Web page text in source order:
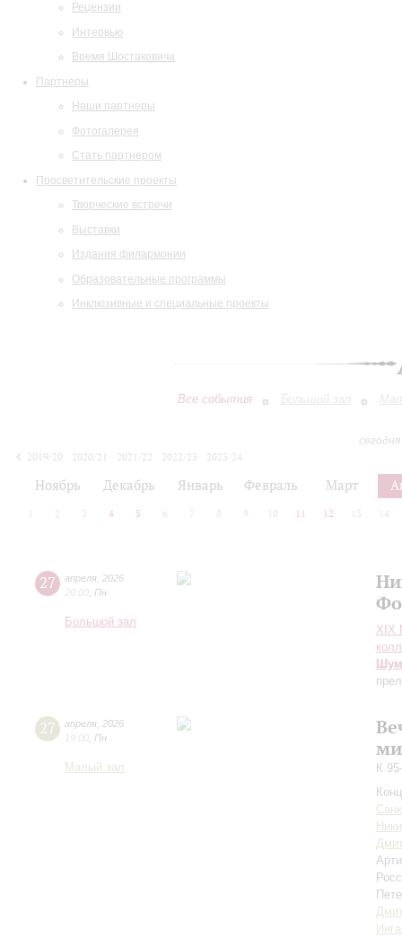
Рецензии
Интервью
Время Шостаковича
Партнеры
Наши партнеры
Фотогалерея
Стать партнером
Просветительские проекты
Творческие встречи
Выставки
Издания филармонии
Образовательные программы
Инклюзивные и специальные проекты
Все события Большой зал
2019/20
2020/21 2021/22 2022/23
2023/24
Ноябрь Декабрь Январь Февраль Март
2 3 4 5 6 7 8 9 10 11 12 13 14
27 апреля 2026
20:00 Пн
Большой зал
XIХ
27 апреля 2026
19:00 Пн
Малый зал
К